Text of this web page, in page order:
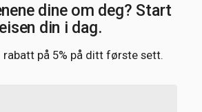
dine om deg? Start
din i dag.
rabatt på 5% på ditt første sett.